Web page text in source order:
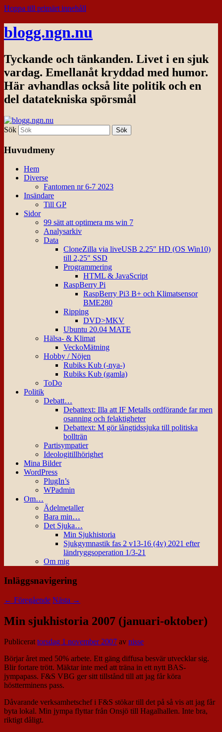
Hoppa till primärt innehåll
blogg.ngn.nu
Tyckande och tänkanden. Livet i en sjuk
vardag. Emellanåt kryddad med humor.
Här avhandlas också lite politik och en
del datatekniska spörsmål
Sök
Huvudmeny
Hem
Diverse
Fantomen nr 6-7 2023
Insändare
Till GP
Sidor
99 sätt att optimera ms win 7
Analysarkiv
Data
CloneZilla via liveUSB 2.25″ HD (OS Win10)
till 2,25″ SSD
Programmering
HTML & JavaScript
RaspBerry Pi
RaspBerry Pi3 B+ och Klimatsensor
BME280
Ripping
DVD>MKV
Ubuntu 20.04 MATE
Hälsa- & Klimat
VeckoMätning
Hobby / Nöjen
Rubiks Kub (-nya-)
Rubiks Kub (gamla)
ToDo
Politik
Debatt…
Debattext: Illa att IF Metalls ordförande far men
osanning och felaktigheter
Debattext: M gör långtidssjuka till politiska
bollträn
Partisympatier
Ideologitillhörighet
Mina Bilder
WordPress
PlugIn’s
WPadmin
Om…
Ädelmetaller
Bara min…
Det Sjuka…
Min Sjukhistoria
Sjukgymnastik fas 2 v13-16 (4v) 2021 efter
ländryggsoperation 1/3-21
Om mig
Inläggsnavigering
← Föregående Nästa →
Min sjukhistoria 2007 (januari-oktober)
Publicerattorsdag 1 november 2007 av nisse
Börjar året med 50% arbete. Ett gäng diffusa besvär utvecklar sig.
Blir fortare trött. Mäktar inte med att träna in ett nytt BAS-
jympapass. F&S VBG ger sitt tillstånd till att jag får köra
höstterminens pass.
Dåvarande verksamhetschef i F&S stökar till det på så vis att jag får
byta lokal. Min jympa flyttar från Onsjö till Hagalhallen. Inte bra,
riktigt dåligt.